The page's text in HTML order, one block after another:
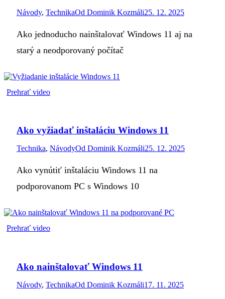
Návody, TechnikaOd Dominik Kozmáli25. 12. 2025
Ako jednoducho nainštalovať Windows 11 aj na
starý a neodporovaný počítač
Prehrať video
Ako vyžiadať inštaláciu Windows 11
Technika, NávodyOd Dominik Kozmáli25. 12. 2025
Ako vynútiť inštaláciu Windows 11 na
podporovanom PC s Windows 10
Prehrať video
Ako nainštalovať Windows 11
Návody, TechnikaOd Dominik Kozmáli17. 11. 2025